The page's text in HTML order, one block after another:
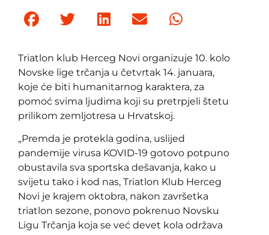
Triatlon klub Herceg Novi organizuje 10. kolo
Novske lige trčanja u četvrtak 14. januara,
koje će biti humanitarnog karaktera, za
pomoć svima ljudima koji su pretrpjeli štetu
prilikom zemljotresa u Hrvatskoj.
„Premda je protekla godina, uslijed
pandemije virusa KOVID-19 gotovo potpuno
obustavila sva sportska dešavanja, kako u
svijetu tako i kod nas, Triatlon Klub Herceg
Novi je krajem oktobra, nakon završetka
triatlon sezone, ponovo pokrenuo Novsku
Ligu Trčanja koja se već devet kola održava